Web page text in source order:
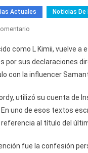
Actuales Noticias De
Y
Samantha
Son
Paseando
De
Manos:
Estoy
como L Kimii, vuelve a
por sus declaraciones
con la influencer
utilizó su cuenta de
uno de esos textos
referencia al título del
fue la confesión